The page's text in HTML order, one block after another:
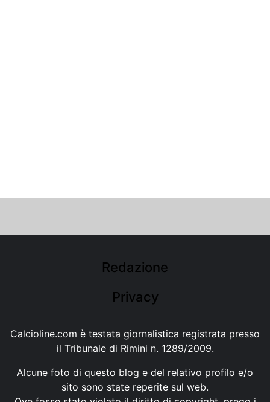
Redazione
Privacy
Calcioline.com è testata giornalistica registrata presso
il Tribunale di Rimini n. 1289/2009.
Alcune foto di questo blog e del relativo profilo e/o
sito sono state reperite sul web.